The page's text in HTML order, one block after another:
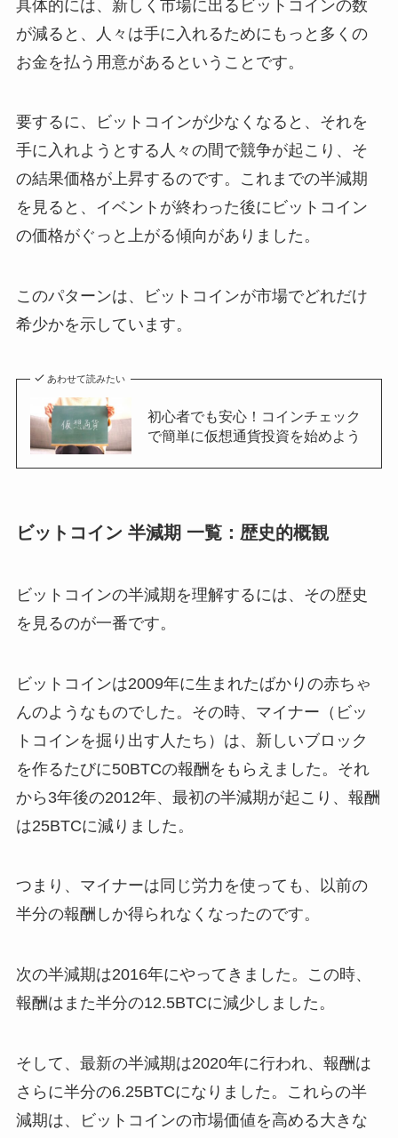
具体的には、新しく市場に出るビットコインの数
が減ると、人々は手に入れるためにもっと多くの
お金を払う用意があるということです。
要するに、ビットコインが少なくなると、それを
手に入れようとする人々の間で競争が起こり、そ
の結果価格が上昇するのです。これまでの半減期
を見ると、イベントが終わった後にビットコイン
の価格がぐっと上がる傾向がありました。
このパターンは、ビットコインが市場でどれだけ
希少かを示しています。
あわせて読みたい
初心者でも安心！コインチェック
で簡単に仮想通貨投資を始めよう
ビットコイン 半減期 一覧：歴史的概観
ビットコインの半減期を理解するには、その歴史
を見るのが一番です。
ビットコインは2009年に生まれたばかりの赤ちゃ
んのようなものでした。その時、マイナー（ビッ
トコインを掘り出す人たち）は、新しいブロック
を作るたびに50BTCの報酬をもらえました。それ
から3年後の2012年、最初の半減期が起こり、報酬
は25BTCに減りました。
つまり、マイナーは同じ労力を使っても、以前の
半分の報酬しか得られなくなったのです。
次の半減期は2016年にやってきました。この時、
報酬はまた半分の12.5BTCに減少しました。
そして、最新の半減期は2020年に行われ、報酬は
さらに半分の6.25BTCになりました。これらの半
減期は、ビットコインの市場価値を高める大きな